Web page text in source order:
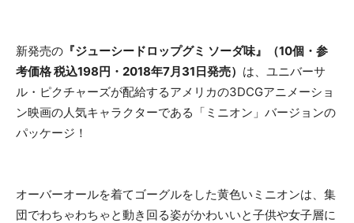
新発売の 『ジューシードロップグミ ソーダ味』（10個・参
考価格 税込198円・2018年7月31日発売） は、ユニバーサ
ル・ピクチャーズが配給するアメリカの3DCGアニメーショ
ン映画の人気キャラクターである「ミニオン」バージョンの
パッケージ！
オーバーオールを着てゴーグルをした黄色いミニオンは、集
団でわちゃわちゃと動き回る姿がかわいいと子供や女子層に